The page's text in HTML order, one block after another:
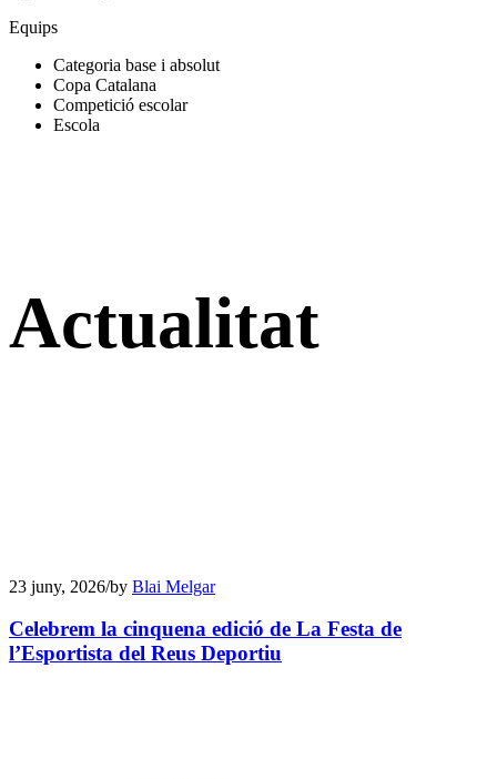
Equips
Categoria base i absolut
Copa Catalana
Competició escolar
Escola
Actualitat
23 juny, 2026/by Blai Melgar
Celebrem la cinquena edició de La Festa de
l’Esportista del Reus Deportiu